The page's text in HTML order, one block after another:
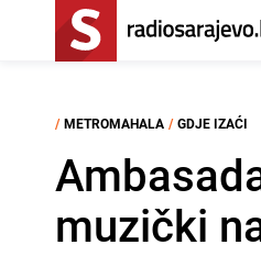
/ METROMAHALA / GDJE IZAĆI
muzički